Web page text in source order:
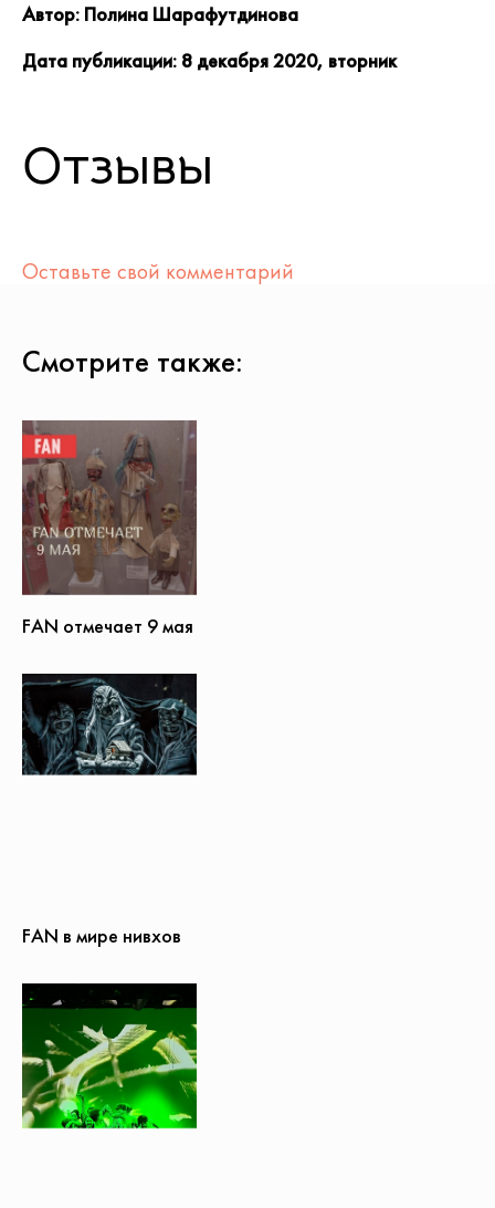
Автор: Полина Шарафутдинова
Дата публикации: 8 декабря 2020, вторник
Отзывы
Оставьте свой комментарий
Смотрите также:
FAN отмечает 9 мая
FAN в мире нивхов